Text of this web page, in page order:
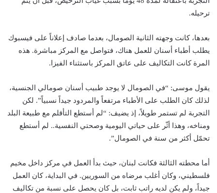
ترحيله.
بعدها، كانت وجهته الثانية الصومال، بعدما صادف إعلاناً على فيسبوك
يطلب أطباء أسنان للعمل هناك، فتواصل مع المركز مباشرة. هذه
المرة كانت التكاليف على عاتق المركز باستثناء الفيزا.
يقول موسى: “في الصومال لا يوجد طبيب أسنان صومالي الجنسية،
لذلك كان الطلب على الأطباء مرتفعاً والمردود جيداً نسبياً”. لكن
التجربة لم تستمر طويلاً، إذ يضيف: “لم أستطع التأقلم مع طبيعة البلد
ومناخه، وهذا أثّر على حياتي اليومية وصحتي النفسية.. لم أستطع
تحمّل أكثر من سنة في الصومال”.
أما محطته الثالثة فكانت لبنان، حيث بدأ العمل في مركز داخل مخيم
فلسطيني، وكان أغلب مرضاه من السوريين. في البداية، كان العمل
جيداً، ولم يكن لديه راتب ثابت، بل كان يحصل على نسبة من تكاليف